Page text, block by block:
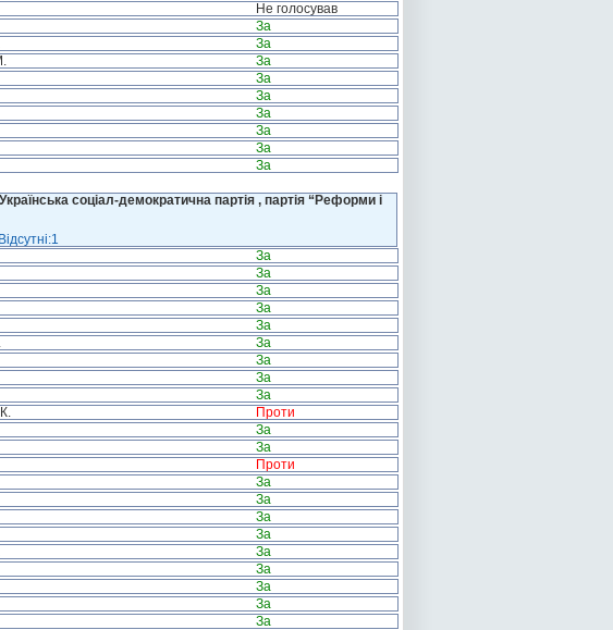
Не голосував
За
За
За
За
За
За
За
За
За
соціал-демократична партія , партія “Реформи і
За
За
За
За
За
За
За
За
За
Проти
За
За
Проти
За
За
За
За
За
За
За
За
За